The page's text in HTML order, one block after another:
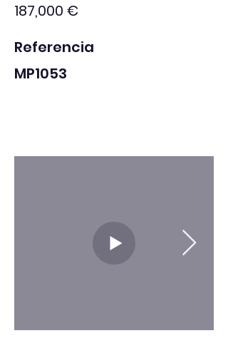
187,000 €
Referencia
MP1053